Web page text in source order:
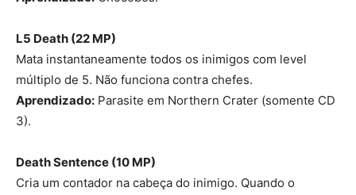
L5 Death (22 MP)
Mata instantaneamente todos os inimigos com level
múltiplo de 5. Não funciona contra chefes.
Aprendizado: Parasite em Northern Crater (somente CD
3).
Death Sentence (10 MP)
Cria um contador na cabeça do inimigo. Quando o